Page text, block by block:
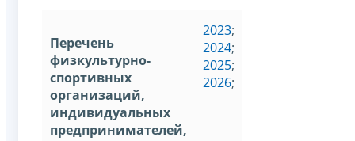
Перечень
физкультурно-
спортивных
организаций,
индивидуальных
предпринимателей,
2023;
2024;
2025;
2026;